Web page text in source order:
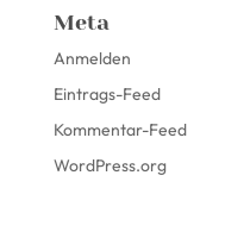
Meta
Anmelden
Eintrags-Feed
Kommentar-Feed
WordPress.org